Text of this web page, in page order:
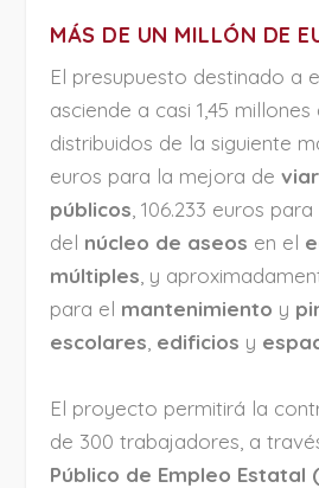
MÁS DE UN MILLÓN DE
El presupuesto destinado a
asciende a casi 1,45 millones
distribuidos de la siguiente
euros para la mejora de
públicos, 106.233 euros
del núcleo de aseos en el
múltiples, y
para el mantenimiento y
escolares, edificios y
El proyecto permitirá la
de 300 trabajadores, a
Público de Empleo Estatal